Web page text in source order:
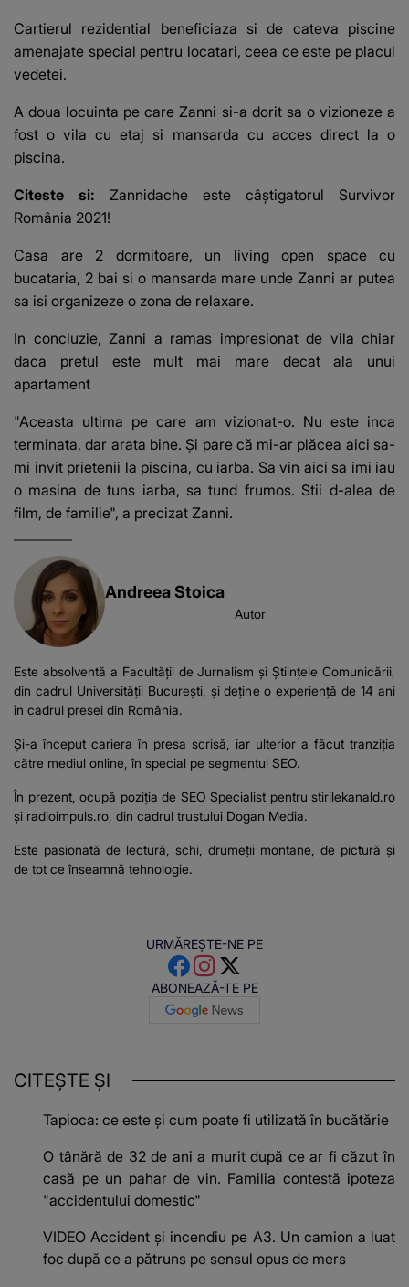
Cartierul rezidential beneficiaza si de cateva piscine
amenajate special pentru locatari, ceea ce este pe placul
vedetei.
A doua locuinta pe care Zanni si-a dorit sa o vizioneze a
fost o vila cu etaj si mansarda cu acces direct la o
piscina.
Citeste si: Zannidache este câștigatorul Survivor
România 2021!
Casa are 2 dormitoare, un living open space cu
bucataria, 2 bai si o mansarda mare unde Zanni ar putea
sa isi organizeze o zona de relaxare.
In concluzie, Zanni a ramas impresionat de vila chiar
daca pretul este mult mai mare decat ala unui
apartament
"Aceasta ultima pe care am vizionat-o. Nu este inca
terminata, dar arata bine. Și pare că mi-ar plăcea aici sa-
mi invit prietenii la piscina, cu iarba. Sa vin aici sa imi iau
o masina de tuns iarba, sa tund frumos. Stii d-alea de
film, de familie", a precizat Zanni.
Andreea Stoica
Autor
Este absolventă a Facultății de Jurnalism și Științele Comunicării,
din cadrul Universității București, şi deţine o experienţă de 14 ani
în cadrul presei din România.
Şi-a început cariera în presa scrisă, iar ulterior a făcut tranziţia
către mediul online, în special pe segmentul SEO.
În prezent, ocupă poziţia de SEO Specialist pentru stirilekanald.ro
şi radioimpuls.ro , din cadrul trustului Dogan Media.
Este pasionată de lectură, schi, drumeţii montane, de pictură şi
de tot ce înseamnă tehnologie.
URMĂREȘTE-NE PE
ABONEAZĂ-TE PE
CITEȘTE ȘI
Tapioca: ce este și cum poate fi utilizată în bucătărie
O tânără de 32 de ani a murit după ce ar fi căzut în
casă pe un pahar de vin. Familia contestă ipoteza
"accidentului domestic"
VIDEO Accident și incendiu pe A3. Un camion a luat
foc după ce a pătruns pe sensul opus de mers